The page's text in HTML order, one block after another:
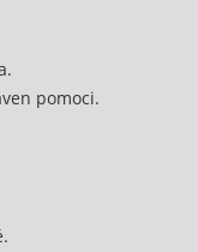
pomoci.